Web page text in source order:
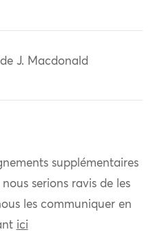
J. Macdonald
supplémentaires
serions ravis de les
les communiquer en
ici